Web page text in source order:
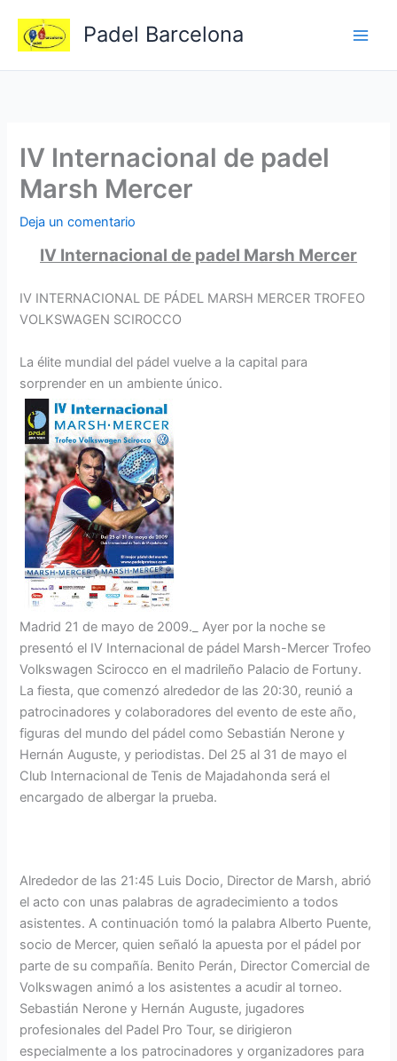
contenido
Padel Barcelona
IV Internacional de padel
Marsh Mercer
Deja un comentario
IV Internacional de padel Marsh Mercer
IV INTERNACIONAL DE PÁDEL MARSH MERCER TROFEO
VOLKSWAGEN SCIROCCO
La élite mundial del pádel vuelve a la capital para
sorprender en un ambiente único.
Madrid 21 de mayo de 2009._ Ayer por la noche se
presentó el IV Internacional de pádel Marsh-Mercer Trofeo
Volkswagen Scirocco en el madrileño Palacio de Fortuny.
La fiesta, que comenzó alrededor de las 20:30, reunió a
patrocinadores y colaboradores del evento de este año,
figuras del mundo del pádel como Sebastián Nerone y
Hernán Auguste, y periodistas. Del 25 al 31 de mayo el
Club Internacional de Tenis de Majadahonda será el
encargado de albergar la prueba.
Alrededor de las 21:45 Luis Docio, Director de Marsh, abrió
el acto con unas palabras de agradecimiento a todos
asistentes. A continuación tomó la palabra Alberto Puente,
socio de Mercer, quien señaló la apuesta por el pádel por
parte de su compañía. Benito Perán, Director Comercial de
Volkswagen animó a los asistentes a acudir al torneo.
Sebastián Nerone y Hernán Auguste, jugadores
profesionales del Padel Pro Tour, se dirigieron
especialmente a los patrocinadores y organizadores para